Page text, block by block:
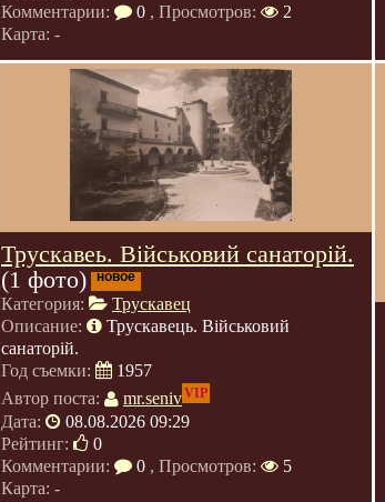
Комментарии:
0 , Просмотров:
2
Карта: -
Трускавеь. Військовий санаторій.
(1 фото)
новое
Категория:
Трускавец
Описание:
Трускавець. Військовий
санаторій.
Год съемки:
1957
Автор поста:
mr.senivVIP
Дата:
08.08.2026 09:29
Рейтинг:
0
Комментарии:
0 , Просмотров:
5
Карта: -